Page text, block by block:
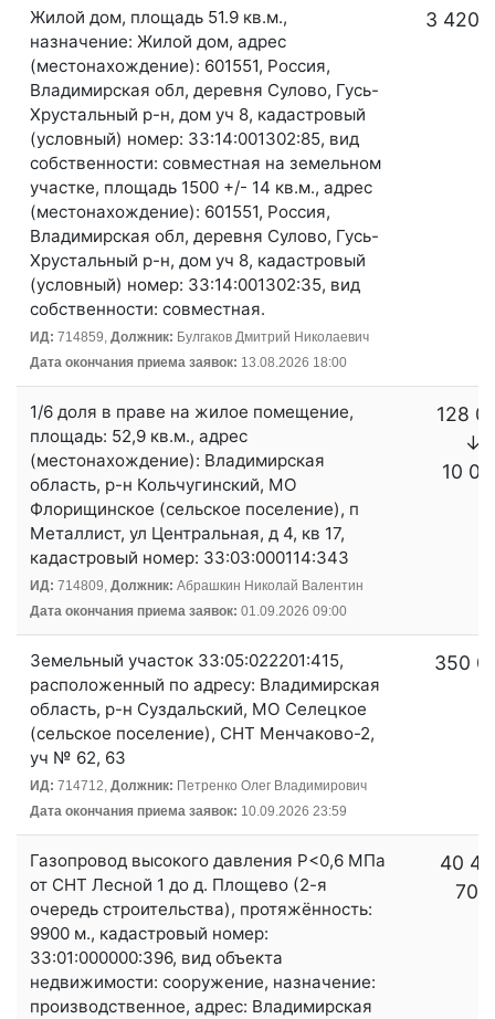
Жилой дом, площадь 51.9 кв.м.,
назначение: Жилой дом, адрес
(местонахождение): 601551, Россия,
Владимирская обл, деревня Сулово, Гусь-
Хрустальный р-н, дом уч 8, кадастровый
(условный) номер: 33:14:001302:85, вид
собственности: совместная на земельном
участке, площадь 1500 +/- 14 кв.м., адрес
(местонахождение): 601551, Россия,
Владимирская обл, деревня Сулово, Гусь-
Хрустальный р-н, дом уч 8, кадастровый
(условный) номер: 33:14:001302:35, вид
собственности: совместная.
ИД: 714859, Должник: Булгаков Дмитрий Николаевич
Дата окончания приема заявок: 13.08.2026 18:00
3 420
1/6 доля в праве на жилое помещение,
площадь: 52,9 кв.м., адрес
(местонахождение): Владимирская
область, р-н Кольчугинский, МО
Флорищинское (сельское поселение), п
Металлист, ул Центральная, д 4, кв 17,
кадастровый номер: 33:03:000114:343
ИД: 714809, Должник: Абрашкин Николай Валентин
Дата окончания приема заявок: 01.09.2026 09:00
128
↓
10
Земельный участок 33:05:022201:415,
расположенный по адресу: Владимирская
область, р-н Суздальский, МО Селецкое
(сельское поселение), СНТ Менчаково-2,
уч № 62, 63
ИД: 714712, Должник: Петренко Олег Владимирович
Дата окончания приема заявок: 10.09.2026 23:59
350
Газопровод высокого давления Р<0,6 МПа
от СНТ Лесной 1 до д. Площево (2-я
очередь строительства), протяжённость:
9900 м., кадастровый номер:
33:01:000000:396, вид объекта
недвижимости: сооружение, назначение:
производственное, адрес: Владимирская
40
700